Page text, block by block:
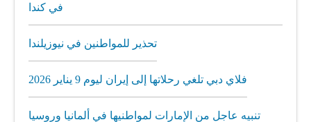
في كندا
تحذير للمواطنين في نيوزيلندا
فلاي دبي تلغي رحلاتها إلى إيران ليوم 9 يناير 2026
تنبيه عاجل من الإمارات لمواطنيها في ألمانيا وروسيا